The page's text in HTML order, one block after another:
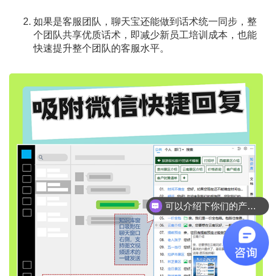
如果是客服团队，聊天宝还能做到话术统一同步，整
个团队共享优质话术，即减少新员工培训成本，也能
快速提升整个团队的客服水平。
可以介绍下你们的产品么？
你们是怎么收费的呢？